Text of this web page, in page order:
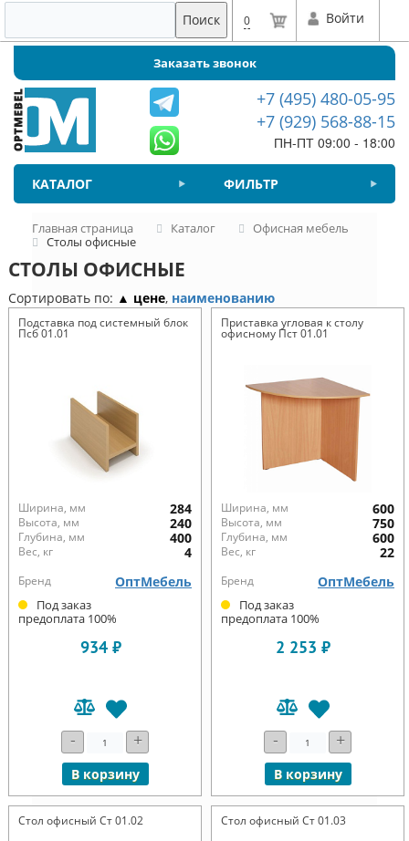
Поиск 0 Войти
Заказать звонок
+7 (495) 480-05-95
+7 (929) 568-88-15
ПН-ПТ 09:00 - 18:00
КАТАЛОГ ФИЛЬТР
Главная страница Каталог
Офисная мебель
Столы офисные
СТОЛЫ ОФИСНЫЕ
Сортировать по: ▲ цене, наименованию
Подставка под системный блок
Псб 01.01
Ширина, мм 284
Высота, мм 240
Глубина, мм 400
Вес, кг 4
Бренд ОптМебель
Под заказ
предоплата 100%
934 ₽
- +
В корзину
Приставка угловая к столу
офисному Пст 01.01
Ширина, мм 600
Высота, мм 750
Глубина, мм 600
Вес, кг 22
Бренд ОптМебель
Под заказ
предоплата 100%
2 253 ₽
- +
В корзину
Стол офисный Ст 01.02 Стол офисный Ст 01.03